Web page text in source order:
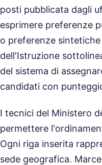
posti pubblicata dagli
esprimere preferenze
o preferenze
dell'Istruzione
del sistema di
candidati con
I tecnici del Ministero
permettere
Ogni riga inserita
sede geografica.